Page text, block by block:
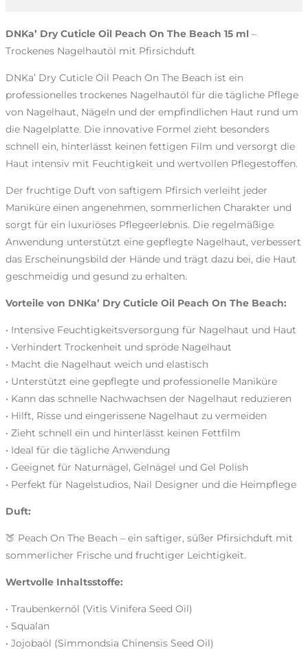
DNKa’ Dry Cuticle Oil Peach On The Beach 15 ml –
Trockenes Nagelhautöl mit Pfirsichduft
DNKa’ Dry Cuticle Oil Peach On The Beach ist ein
professionelles trockenes Nagelhautöl für die tägliche Pflege
von Nagelhaut, Nägeln und der empfindlichen Haut rund um
die Nagelplatte. Die innovative Formel zieht besonders
schnell ein, hinterlässt keinen fettigen Film und versorgt die
Haut intensiv mit Feuchtigkeit und wertvollen Pflegestoffen.
Der fruchtige Duft von saftigem Pfirsich verleiht jeder
Maniküre einen angenehmen, sommerlichen Charakter und
sorgt für ein luxuriöses Pflegeerlebnis. Die regelmäßige
Anwendung unterstützt eine gepflegte Nagelhaut, verbessert
das Erscheinungsbild der Hände und trägt dazu bei, die Haut
geschmeidig und gesund zu erhalten.
Vorteile von DNKa’ Dry Cuticle Oil Peach On The Beach:
• Intensive Feuchtigkeitsversorgung für Nagelhaut und Haut
• Verhindert Trockenheit und spröde Nagelhaut
• Macht die Nagelhaut weich und elastisch
• Unterstützt eine gepflegte und professionelle Maniküre
• Kann das schnelle Nachwachsen der Nagelhaut reduzieren
• Hilft, Risse und eingerissene Nagelhaut zu vermeiden
• Zieht schnell ein und hinterlässt keinen Fettfilm
• Ideal für die tägliche Anwendung
• Geeignet für Naturnägel, Gelnägel und Gel Polish
• Perfekt für Nagelstudios, Nail Designer und die Heimpflege
Duft:
🍑 Peach On The Beach – ein saftiger, süßer Pfirsichduft mit
sommerlicher Frische und fruchtiger Leichtigkeit.
Wertvolle Inhaltsstoffe:
• Traubenkernöl (Vitis Vinifera Seed Oil)
• Squalan
• Jojobaöl (Simmondsia Chinensis Seed Oil)